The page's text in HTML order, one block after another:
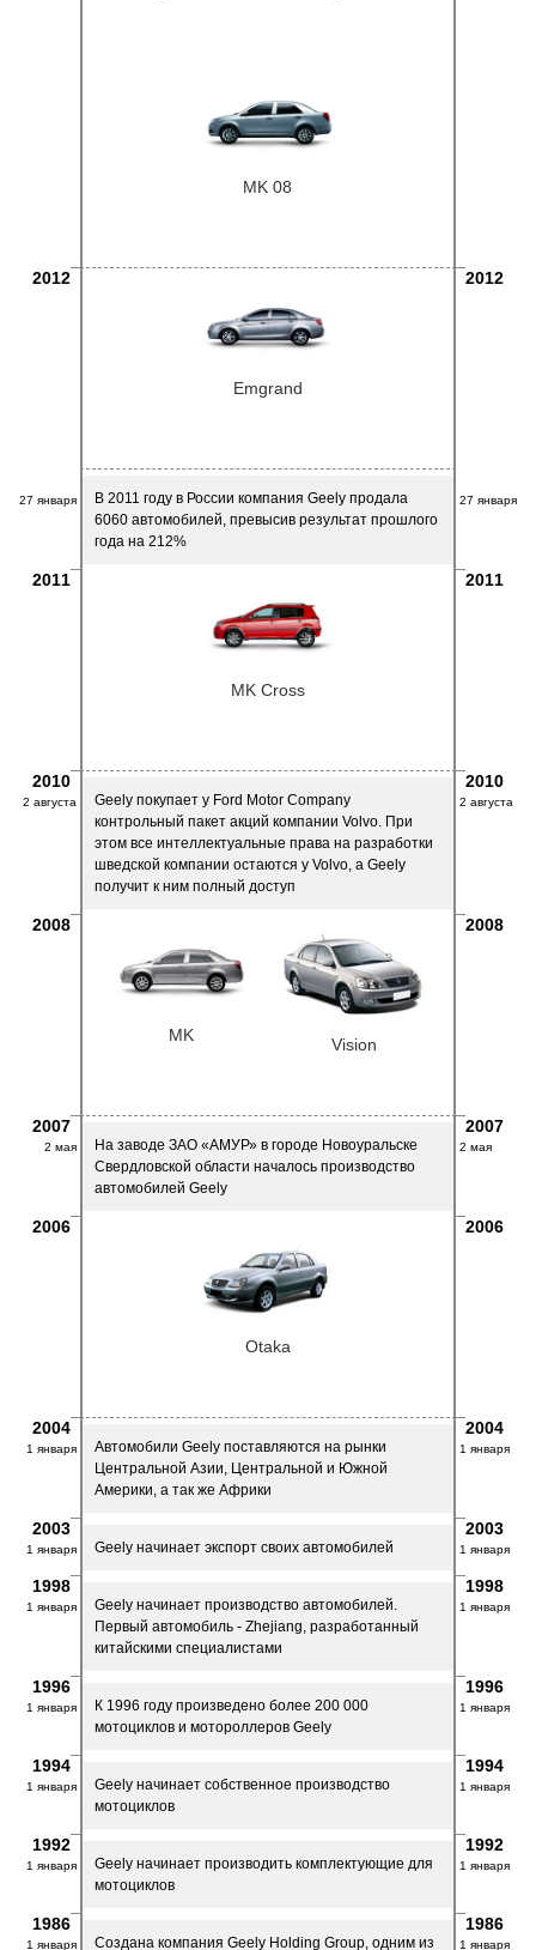
MK 08
2012 2012
Emgrand
27 января 27 января
В 2011 году в России компания Geely продала
6060 автомобилей, превысив результат прошлого
года на 212%
2011 2011
MK Cross
2010 2010
2 августа 2 августа
Geely покупает у Ford Motor Company
контрольный пакет акций компании Volvo. При
этом все интеллектуальные права на разработки
шведской компании остаются у Volvo, а Geely
получит к ним полный доступ
2008 2008
MK Vision
2007 2007
2 мая 2 мая
На заводе ЗАО «АМУР» в городе Новоуральске
Свердловской области началось производство
автомобилей Geely
2006 2006
Otaka
2004 2004
1 января 1 января
Автомобили Geely поставляются на рынки
Центральной Азии, Центральной и Южной
Америки, а так же Африки
2003 2003
1 января 1 января
Geely начинает экспорт своих автомобилей
1998 1998
1 января 1 января
Geely начинает производство автомобилей.
Первый автомобиль - Zhejiang, разработанный
китайскими специалистами
1996 1996
1 января 1 января
К 1996 году произведено более 200 000
мотоциклов и мотороллеров Geely
1994 1994
1 января 1 января
Geely начинает собственное производство
мотоциклов
1992 1992
1 января 1 января
Geely начинает производить комплектующие для
мотоциклов
1986 1986
1 января 1 января
Создана компания Geely Holding Group, одним из